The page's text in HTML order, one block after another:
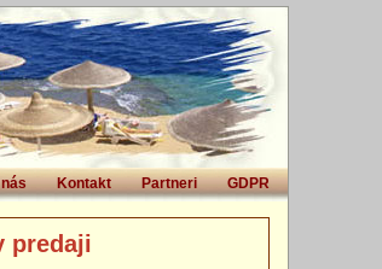
GDPR
Partneri
Kontakt
nás
predaji